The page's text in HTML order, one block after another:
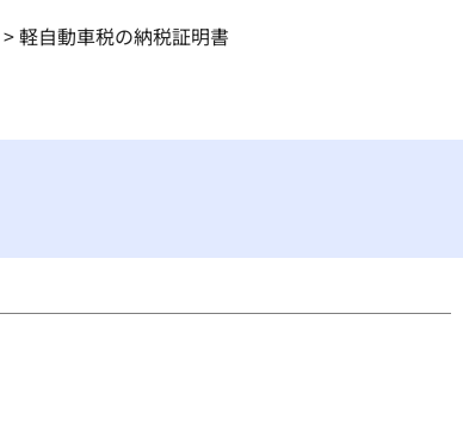
> 軽自動車税の納税証明書